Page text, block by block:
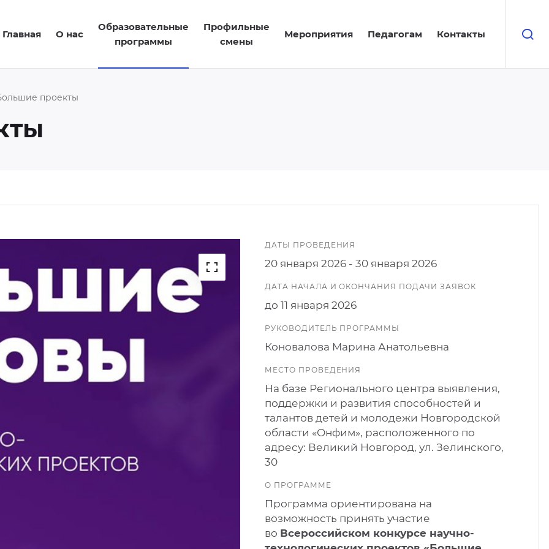
Главная О нас
Образовательные
программы
Профильные
смены
Мероприятия Педагогам Контакты
проекты
ДАТЫ ПРОВЕДЕНИЯ
20 января 2026 - 30 января 2026
ДАТА НАЧАЛА И ОКОНЧАНИЯ ПОДАЧИ ЗАЯВОК
до 11 января 2026
РУКОВОДИТЕЛЬ ПРОГРАММЫ
Коновалова Марина Анатольевна
МЕСТО ПРОВЕДЕНИЯ
На базе Регионального центра выявления,
поддержки и развития способностей и
талантов детей и молодежи Новгородской
области «Онфим», расположенного по
адресу: Великий Новгород, ул. Зелинского,
30
О ПРОГРАММЕ
Программа ориентирована на
возможность принять участие
во Всероссийском конкурсе научно-